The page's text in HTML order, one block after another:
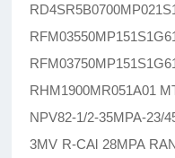
RHM1900MR051A01
NPV82-1/2-35MPA-23/
3MV R-CAl 28MPA